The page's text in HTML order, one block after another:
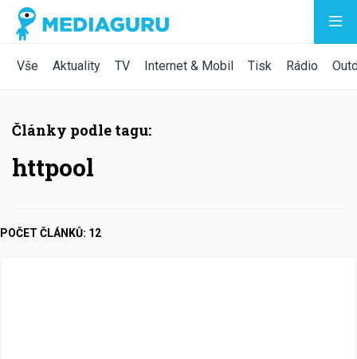
Vše Aktuality TV Internet & Mobil Tisk Rádio
Články podle tagu:
httpool
POČET ČLÁNKŮ: 12